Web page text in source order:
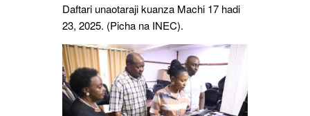
Daftari unaotaraji kuanza Machi 17 hadi
23, 2025. (Picha na INEC).